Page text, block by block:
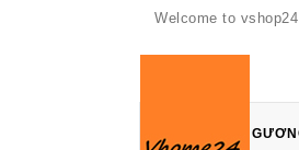
Welcome to vshop24